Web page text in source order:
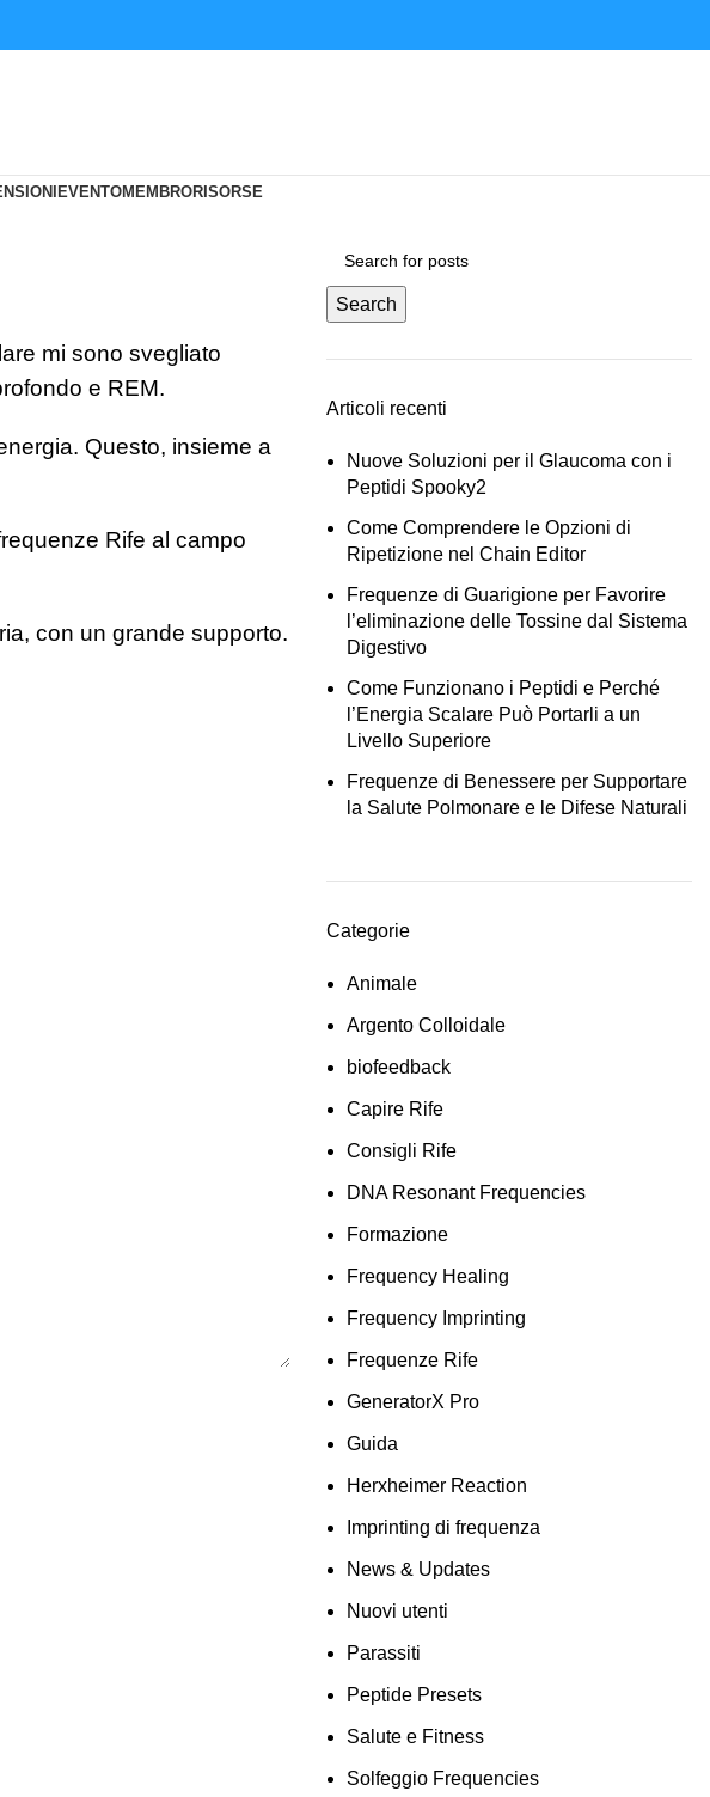
EVENTOMEMBRORISORSE
mi sono svegliato
e REM.
Questo, insieme a
Rife al campo
con un grande supporto.
Search
Articoli recenti
Nuove Soluzioni per il Glaucoma con i
Peptidi Spooky2
Come Comprendere le Opzioni di
Ripetizione nel Chain Editor
Frequenze di Guarigione per Favorire
l’eliminazione delle Tossine dal Sistema
Digestivo
Come Funzionano i Peptidi e Perché
l’Energia Scalare Può Portarli a un
Livello Superiore
Frequenze di Benessere per Supportare
la Salute Polmonare e le Difese Naturali
Categorie
Animale
Argento Colloidale
biofeedback
Capire Rife
Consigli Rife
DNA Resonant Frequencies
Formazione
Frequency Healing
Frequency Imprinting
Frequenze Rife
GeneratorX Pro
Guida
Herxheimer Reaction
Imprinting di frequenza
News & Updates
Nuovi utenti
Parassiti
Peptide Presets
Salute e Fitness
Solfeggio Frequencies